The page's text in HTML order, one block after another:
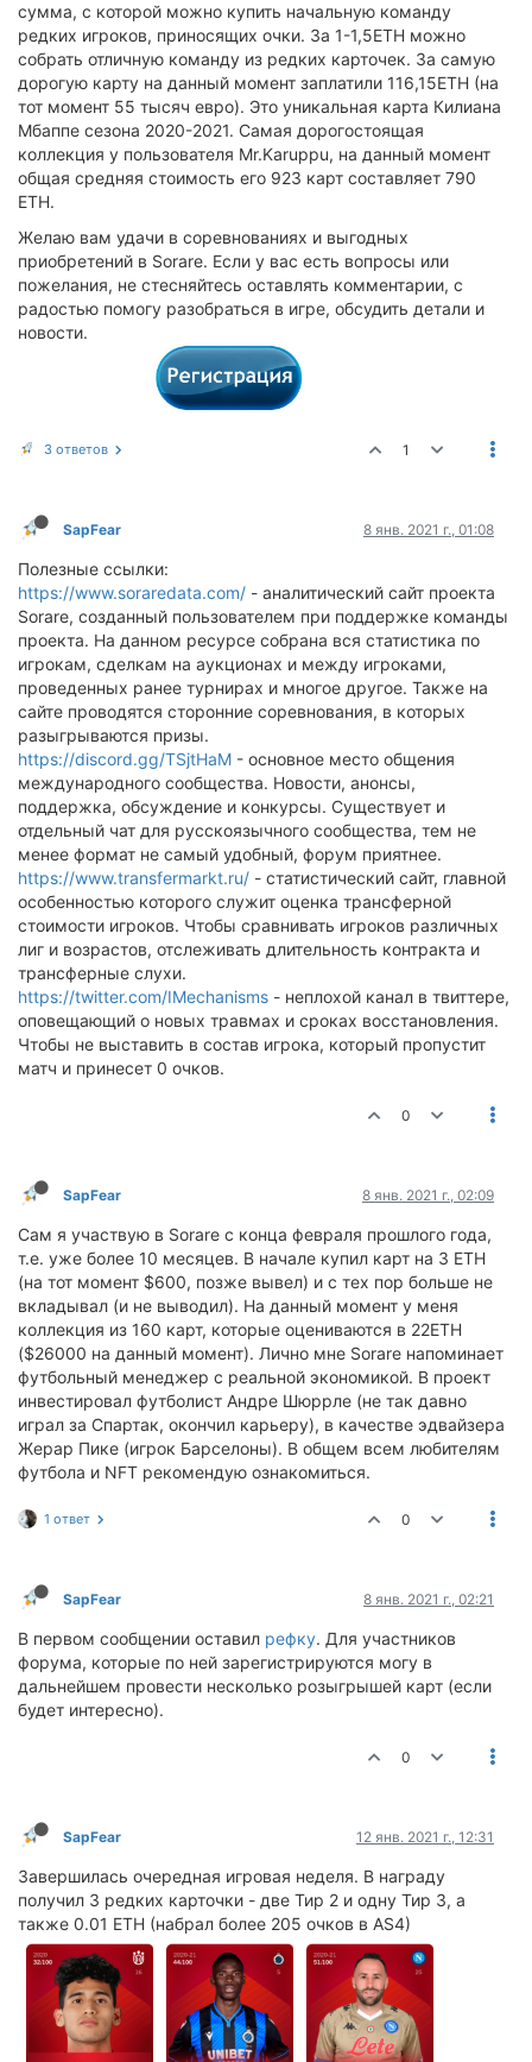
сумма, с которой можно купить начальную команду
редких игроков, приносящих очки. За 1-1,5ETH можно
собрать отличную команду из редких карточек. За самую
дорогую карту на данный момент заплатили 116,15ETH (на
тот момент 55 тысяч евро). Это уникальная карта Килиана
Мбаппе сезона 2020-2021. Самая дорогостоящая
коллекция у пользователя Mr.Karuppu, на данный момент
общая средняя стоимость его 923 карт составляет 790
ETH.
Желаю вам удачи в соревнованиях и выгодных
приобретений в Sorare. Если у вас есть вопросы или
пожелания, не стесняйтесь оставлять комментарии, с
радостью помогу разобраться в игре, обсудить детали и
новости.
3 ответов 1
SapFear 8 янв. 2021 г., 01:08
Полезные ссылки:
https://www.soraredata.com/ - аналитический сайт проекта
Sorare, созданный пользователем при поддержке команды
проекта. На данном ресурсе собрана вся статистика по
игрокам, сделкам на аукционах и между игроками,
проведенных ранее турнирах и многое другое. Также на
сайте проводятся сторонние соревнования, в которых
разыгрываются призы.
https://discord.gg/TSjtHaM - основное место общения
международного сообщества. Новости, анонсы,
поддержка, обсуждение и конкурсы. Существует и
отдельный чат для русскоязычного сообщества, тем не
менее формат не самый удобный, форум приятнее.
https://www.transfermarkt.ru/ - статистический сайт, главной
особенностью которого служит оценка трансферной
стоимости игроков. Чтобы сравнивать игроков различных
лиг и возрастов, отслеживать длительность контракта и
трансферные слухи.
https://twitter.com/IMechanisms - неплохой канал в твиттере,
оповещающий о новых травмах и сроках восстановления.
Чтобы не выставить в состав игрока, который пропустит
матч и принесет 0 очков.
0
SapFear 8 янв. 2021 г., 02:09
Сам я участвую в Sorare с конца февраля прошлого года,
т.е. уже более 10 месяцев. В начале купил карт на 3 ETH
(на тот момент $600, позже вывел) и с тех пор больше не
вкладывал (и не выводил). На данный момент у меня
коллекция из 160 карт, которые оцениваются в 22ETH
($26000 на данный момент). Лично мне Sorare напоминает
футбольный менеджер с реальной экономикой. В проект
инвестировал футболист Андре Шюррле (не так давно
играл за Спартак, окончил карьеру), в качестве эдвайзера
Жерар Пике (игрок Барселоны). В общем всем любителям
футбола и NFT рекомендую ознакомиться.
1 ответ 0
SapFear 8 янв. 2021 г., 02:21
В первом сообщении оставил рефку. Для участников
форума, которые по ней зарегистрируются могу в
дальнейшем провести несколько розыгрышей карт (если
будет интересно).
0
SapFear 12 янв. 2021 г., 12:31
Завершилась очередная игровая неделя. В награду
получил 3 редких карточки - две Тир 2 и одну Тир 3, а
также 0.01 ETH (набрал более 205 очков в AS4)